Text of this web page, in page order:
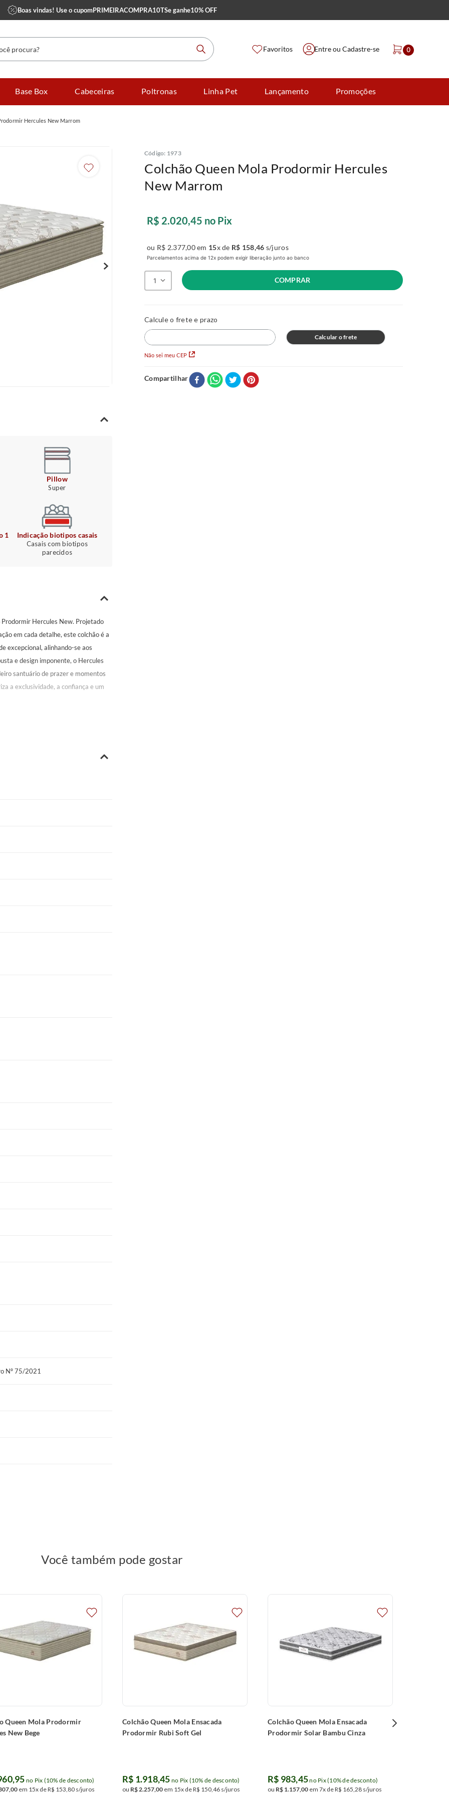
Boas vindas! Use o cupomPRIMEIRACOMPRA10TSe ganhe10% OFF
procura?
Favoritos Entre ou Cadastre-se 0
Base Box Cabeceiras Poltronas Linha Pet Lançamento Promoções
Hercules New Marrom
Pillow
Super
1 Indicação biotipos casais
Casais com biotipos
parecidos
Prodormir Hercules New. Projetado
em cada detalhe, este colchão é a
excepcional, alinhando-se aos
e design imponente, o Hercules
santuário de prazer e momentos
a exclusividade, a confiança e um
de Espuma D45 e,
no corpo, promovendo o
de um sono que realmente
O tecido em Malha Branca
luxuosa convida a
Prolastic Prodormir assegura um
É a escolha perfeita para casais
e a estabilidade ideais, o
Graças à tecnologia No Turn, você
e um suporte que se mantém ao
desejável e aspiracional,
qualidade consistente que inspira
seu sono, mas eleva seu bem-estar
Nº 75/2021
Código: 1973
Colchão Queen Mola Prodormir Hercules
New Marrom
R$ 2.020,45 no Pix
ou R$ 2.377,00em 15x de R$ 158,46 s/juros
Parcelamentos acima de 12x podem exigir liberação junto ao banco
1 COMPRAR
Não sei meu CEP
Calcular o frete
Compartilhar
Você também pode gostar
Queen Mola Prodormir
New Bege
,95 no Pix (10% de desconto)
,00 em 15x deR$ 153,80 s/juros
Colchão Queen Mola Ensacada
Prodormir Rubi Soft Gel
R$ 1.918,45 no Pix (10% de desconto)
ou R$2.257,00 em 15x deR$ 150,46 s/juros
Colchão Queen Mola Ensacada
Prodormir Solar Bambu Cinza
R$ 983,45no Pix (10% de desconto)
ou R$ 1.157,00 em 7x deR$ 165,28 s/juros